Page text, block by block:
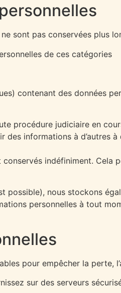
sont pas conservées plus
de ces catégories
contenant des données
procédure judiciaire en
informations à d’autres
indéfiniment.
nous stockons
personnelles à tout
pour empêcher la perte,
sur des serveurs